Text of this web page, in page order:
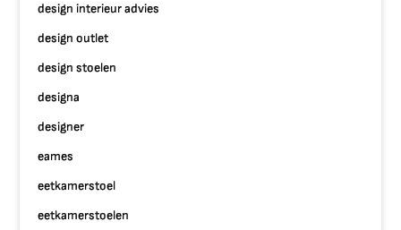
design interieur advies
design outlet
design stoelen
designa
designer
eames
eetkamerstoel
eetkamerstoelen